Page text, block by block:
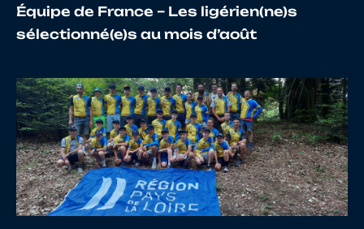
Équipe de France – Les ligérien(ne)s
sélectionné(e)s au mois d’août